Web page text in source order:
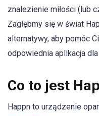
znalezienie miłości (lub
Zagłębmy się w świat
alternatywy, aby pomóc
odpowiednia aplikacja
Co to jest
Happn to urządzenie